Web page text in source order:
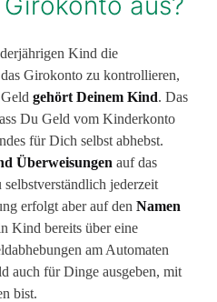
Kind die
Girokonto zu kontrollieren,
gehört Deinem Kind. Das
Du Geld vom Kinderkonto
für Dich selbst abhebst.
Überweisungen auf das
jederzeit
erfolgt aber auf den Namen
Kind bereits über eine
am Automaten
auch für Dinge ausgeben, mit
bist.